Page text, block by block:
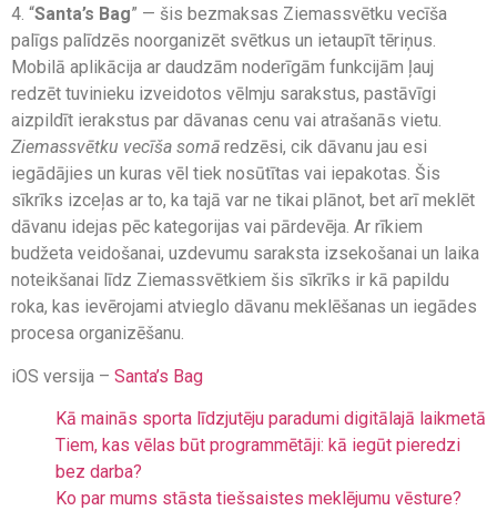
4. “Santa’s Bag” — šis bezmaksas Ziemassvētku vecīša
palīgs palīdzēs noorganizēt svētkus un ietaupīt tēriņus.
Mobilā aplikācija ar daudzām noderīgām funkcijām ļauj
redzēt tuvinieku izveidotos vēlmju sarakstus, pastāvīgi
aizpildīt ierakstus par dāvanas cenu vai atrašanās vietu.
Ziemassvētku vecīša somā redzēsi, cik dāvanu jau esi
iegādājies un kuras vēl tiek nosūtītas vai iepakotas. Šis
sīkrīks izceļas ar to, ka tajā var ne tikai plānot, bet arī meklēt
dāvanu idejas pēc kategorijas vai pārdevēja. Ar rīkiem
budžeta veidošanai, uzdevumu saraksta izsekošanai un laika
noteikšanai līdz Ziemassvētkiem šis sīkrīks ir kā papildu
roka, kas ievērojami atvieglo dāvanu meklēšanas un iegādes
procesa organizēšanu.
iOS versija – Santa’s Bag
Kā mainās sporta līdzjutēju paradumi digitālajā laikmetā
Tiem, kas vēlas būt programmētāji: kā iegūt pieredzi
bez darba?
Ko par mums stāsta tiešsaistes meklējumu vēsture?